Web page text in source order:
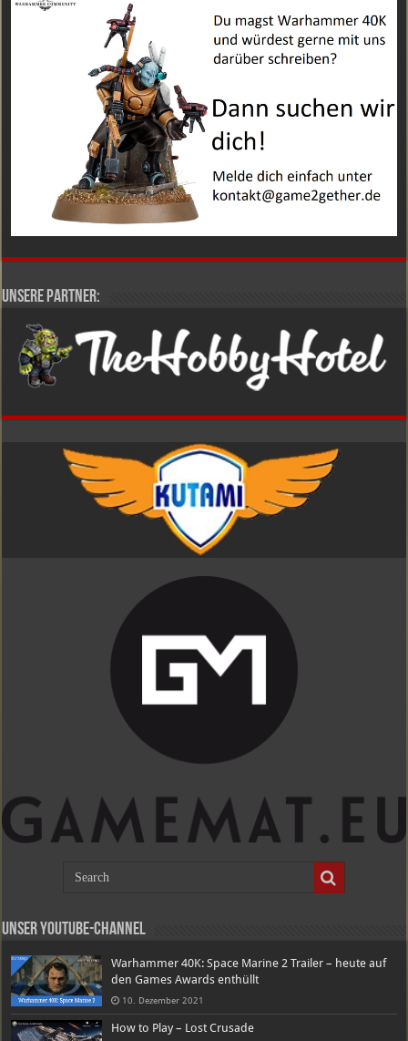
Unsere Partner:
Unser Youtube-Channel
Warhammer 40K: Space Marine 2 Trailer – heute auf
den Games Awards enthüllt
10. Dezember 2021
How to Play – Lost Crusade